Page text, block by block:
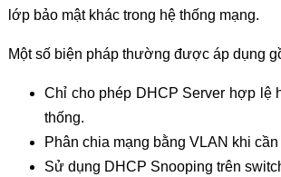
lớp bảo mật khác trong hệ thống mạng.
Một số biện pháp thường được áp dụng
Chỉ cho phép DHCP Server hợp lệ
thống.
Phân chia mạng bằng VLAN khi cần
Sử dụng DHCP Snooping trên